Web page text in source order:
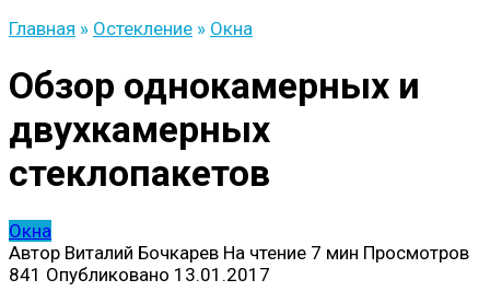
Главная » Остекление » Окна
Обзор однокамерных и
двухкамерных
стеклопакетов
Окна
Автор Виталий Бочкарев На чтение 7 мин Просмотров
841 Опубликовано 13.01.2017